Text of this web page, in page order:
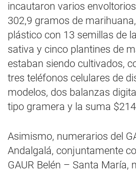
incautaron varios
302,9 gramos de
plástico con 13 semillas de
sativa y cinco plantines de
estaban siendo cultivados,
tres teléfonos celulares de
modelos, dos balanzas
tipo gramera y la suma
Asimismo, numerarios del
Andalgalá, conjuntamente
GAUR Belén – Santa María,